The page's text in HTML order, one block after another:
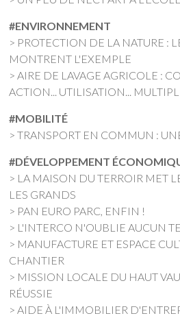
#ENVIRONNEMENT
> PROTECTION DE LA NATURE :
MONTRENT L'EXEMPLE
> AIRE DE LAVAGE AGRICOLE :
ACTION... UTILISATION...
#MOBILITÉ
> TRANSPORT EN COMMUN :
#DÉVELOPPEMENT
> LA MAISON DU TERROIR MET
LES GRANDS
> PAN EURO PARC, ENFIN !
> L'INTERCO N'OUBLIE AUCUN
> MANUFACTURE ET ESPACE
CHANTIER
> MISSION LOCALE DU HAUT
RÉUSSIE
> AIDE À L'IMMOBILIER